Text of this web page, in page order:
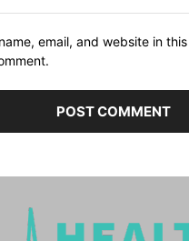
email, and website in